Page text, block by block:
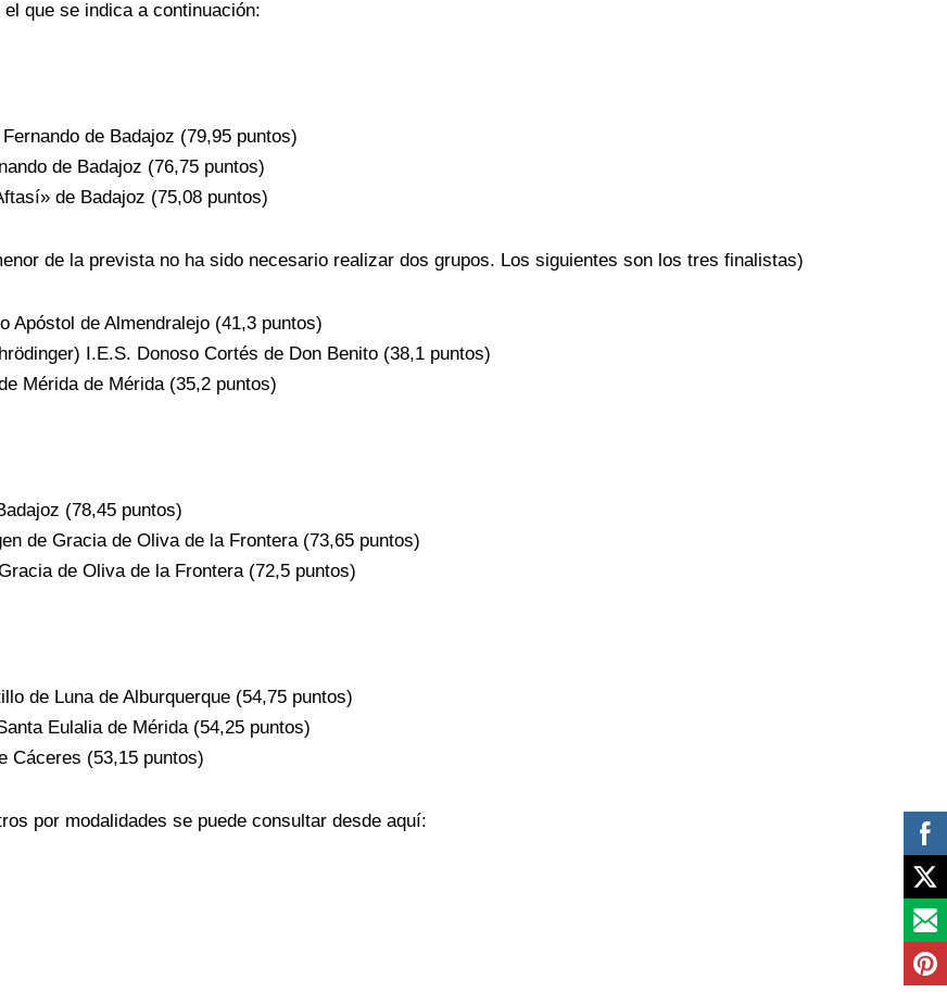
que se indica a continuación:
de Badajoz (79,95 puntos)
de Badajoz (76,75 puntos)
de Badajoz (75,08 puntos)
de la prevista no ha sido necesario realizar dos grupos. Los siguientes son los tres finalistas)
Apóstol de Almendralejo (41,3 puntos)
I.E.S. Donoso Cortés de Don Benito (38,1 puntos)
Mérida de Mérida (35,2 puntos)
(78,45 puntos)
de Gracia de Oliva de la Frontera (73,65 puntos)
de Oliva de la Frontera (72,5 puntos)
de Luna de Alburquerque (54,75 puntos)
Eulalia de Mérida (54,25 puntos)
Cáceres (53,15 puntos)
por modalidades se puede consultar desde aquí: